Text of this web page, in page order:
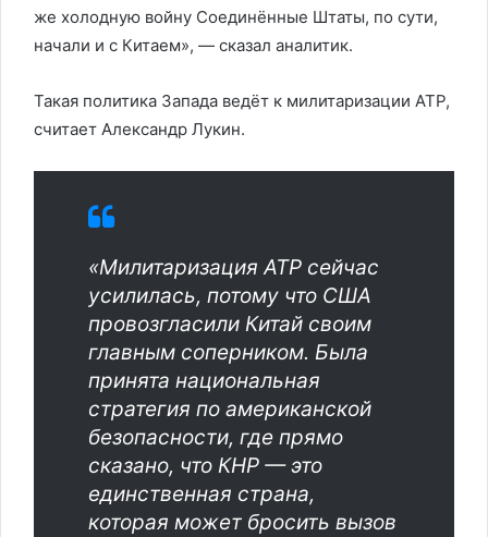
же холодную войну Соединённые Штаты, по сути,
начали и с Китаем», — сказал аналитик.
Такая политика Запада ведёт к милитаризации АТР,
считает Александр Лукин.
«Милитаризация АТР сейчас
усилилась, потому что США
провозгласили Китай своим
главным соперником. Была
принята национальная
стратегия по американской
безопасности, где прямо
сказано, что КНР — это
единственная страна,
которая может бросить вызов